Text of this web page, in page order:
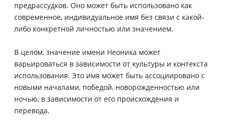
предрассудков. Оно может быть использовано как
современное, индивидуальное имя без связи с какой-
либо конкретной личностью или значением.
В целом, значение имени Неоника может
варьироваться в зависимости от культуры и контекста
использования. Это имя может быть ассоциировано с
новыми началами, победой, новорожденностью или
ночью, в зависимости от его происхождения и
перевода.